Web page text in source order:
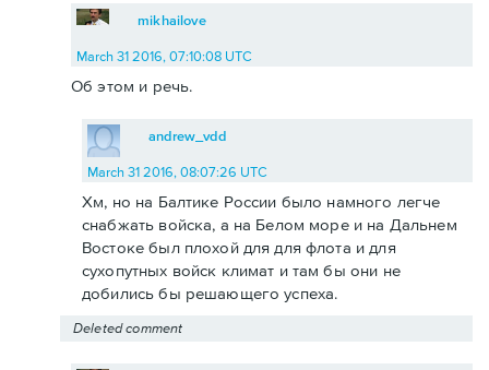
mikhailove
March 31 2016, 07:10:08 UTC
Об этом и речь.
andrew_vdd
March 31 2016, 08:07:26 UTC
Хм, но на Балтике России было намного легче
снабжать войска, а на Белом море и на Дальнем
Востоке был плохой для для флота и для
сухопутных войск климат и там бы они не
добились бы решающего успеха.
Deleted comment